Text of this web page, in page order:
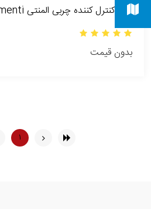
سرم کنترل کننده چربی المنتی elementi
بدون قیمت
۱